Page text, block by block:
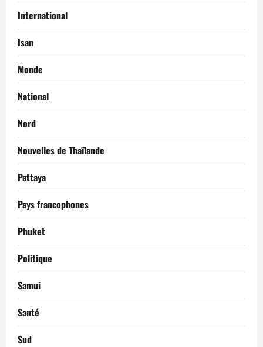
International
Isan
Monde
National
Nord
Nouvelles de Thaïlande
Pattaya
Pays francophones
Phuket
Politique
Samui
Santé
Sud